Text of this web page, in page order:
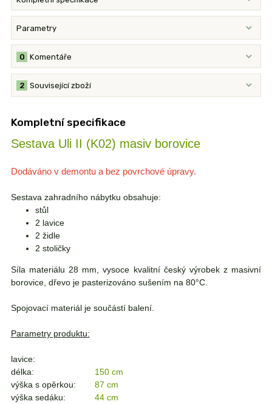
Parametry
Komentáře
0
Související zboží
2
Kompletní specifikace
Sestava Uli II (K02) masiv borovice
Dodáváno v demontu a bez povrchové úpravy.
Sestava zahradního nábytku obsahuje:
stůl
2 lavice
2 židle
2 stoličky
Síla materiálu 28 mm, vysoce kvalitní český výrobek z masivní
borovice, dřevo je pasterizováno sušením na 80°C.
Spojovací materiál je součástí balení.
Parametry produktu:
lavice:
délka:
150 cm
výška s opěrkou:
87 cm
výška sedáku:
44 cm